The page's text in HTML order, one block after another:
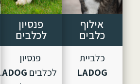
אילוף
כלבים
כלביית
LADOG
פנסיון
לכלבים
פנסיון
לכלבים LADOG,